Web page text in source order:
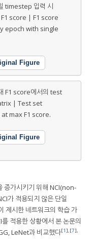
timestep 입력 시
score | F1 score
epoch with single
Figure
F1 score에서의 test
| Test set
max F1 score.
Figure
증가시키기 위해 NCI(non-
가 적용되지 않은 단일
제시한 네트워크의 학습 가
적용한 상황에서 본 논문의
LeNet과 비교했다[1],[7],